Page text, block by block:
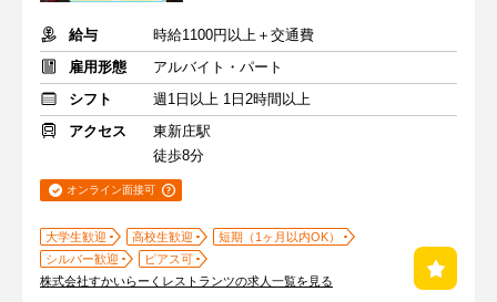
給与
時給1100円以上＋交通費
雇用形態
アルバイト・パート
シフト
週1日以上 1日2時間以上
アクセス
東新庄駅
徒歩8分
オンライン面接可
大学生歓迎 高校生歓迎
短期（1ヶ月以内OK）
シルバー歓迎
ピアス可
株式会社すかいらーくレストランツの求人一覧を見る